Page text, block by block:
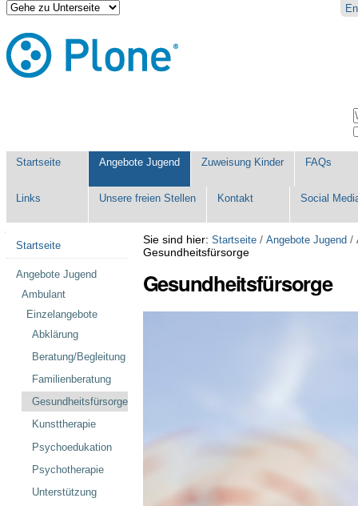
Direkt
zum
Inhalt
|
Direkt
zur
Benutzerspezifische
Werkzeuge
Startseite Angebote Jugend Zuweisung Kinder FAQs
Links Unsere freien Stellen Kontakt Social
Sie sind hier: Startseite / Angebote Jugend /
Gesundheitsfürsorge
Gesundheitsfürsorge
Startseite
Angebote Jugend
Ambulant
Einzelangebote
Abklärung
Beratung/Begleitung
Familienberatung
Gesundheitsfürsorge
Kunsttherapie
Psychoedukation
Psychotherapie
Unterstützung